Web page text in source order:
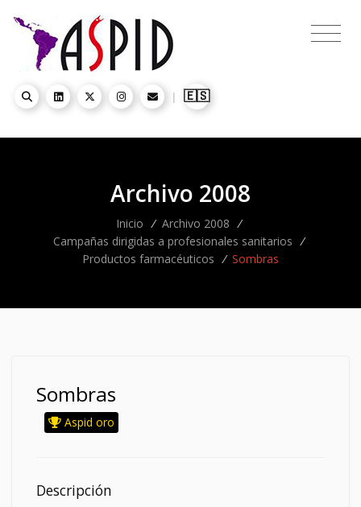
| 🇪🇸
Archivo 2008
Inicio / Archivo 2008 /
Campañas dirigidas a profesionales sanitarios /
Productos farmacéuticos / Sombras
Sombras
Aspid oro
Descripción